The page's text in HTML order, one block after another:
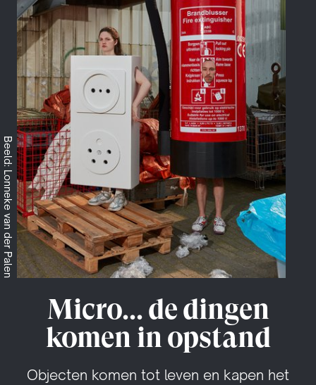
Beeld: Lonneke van der Palen
Micro... de dingen
komen in opstand
Objecten komen tot leven en kapen het